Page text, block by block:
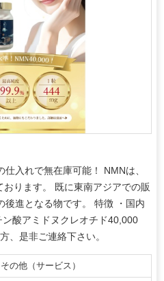
入れで無在庫可能！ NMNは、
ります。 既に東南アジアでの販
進となる物です。 特徴 ・国内
酸アミドヌクレオチド40,000
、是非ご連絡下さい。
の他（サービス）